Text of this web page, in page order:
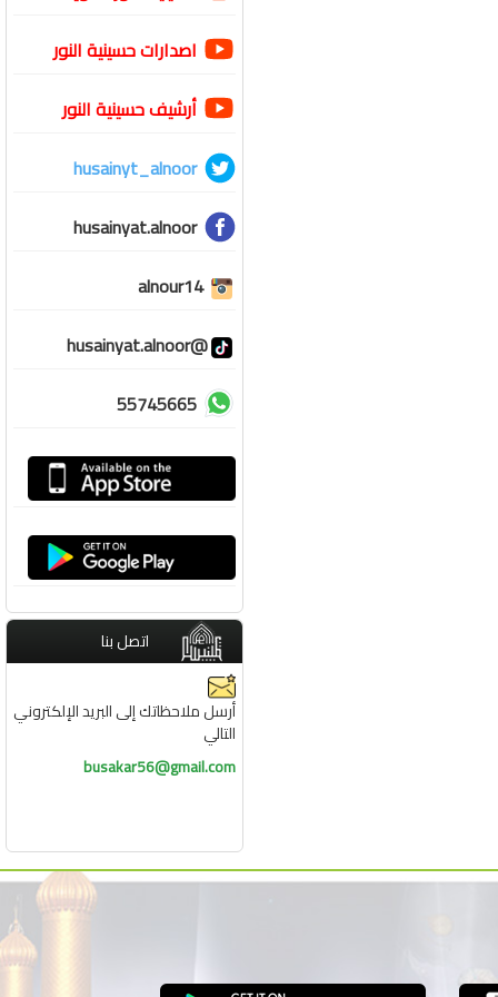
اصدارات حسينية النور
أرشيف حسينية النور
husainyt_alnoor
husainyat.alnoor
alnour14
@husainyat.alnoor
55745665
اتصل بنا
أرسل ملاحظاتك إلى البريد الإلكتروني
التالي
busakar56@gmail.com